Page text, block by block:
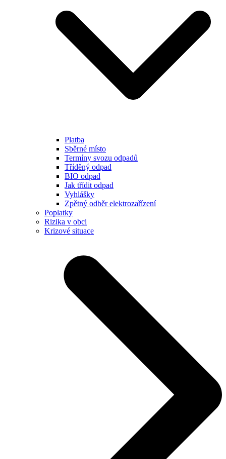
Platba
Sběrné místo
Termíny svozu odpadů
Tříděný odpad
BIO odpad
Jak třídit odpad
Vyhlášky
Zpětný odběr elektrozařízení
Poplatky
Rizika v obci
Krizové situace